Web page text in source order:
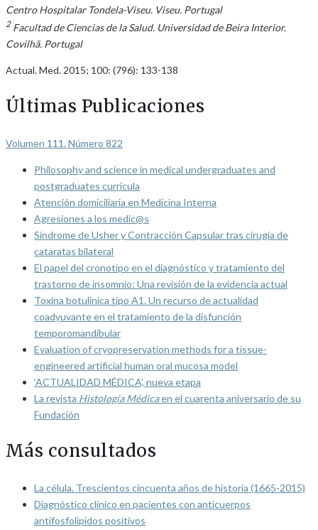
Centro Hospitalar Tondela-Viseu. Viseu. Portugal
2Facultad de Ciencias de la Salud. Universidad de Beira Interior.
Covilhã. Portugal
Actual. Med. 2015; 100: (796): 133-138
Últimas Publicaciones
Volumen 111. Número 822
Philosophy and science in medical undergraduates and
postgraduates curricula
Atención domiciliaria en Medicina Interna
Agresiones a los medic@s
Síndrome de Usher y Contracción Capsular tras cirugía de
cataratas bilateral
El papel del cronotipo en el diagnóstico y tratamiento del
trastorno de insomnio: Una revisión de la evidencia actual
Toxina botulínica tipo A1. Un recurso de actualidad
coadyuvante en el tratamiento de la disfunción
temporomandibular
Evaluation of cryopreservation methods for a tissue-
engineered artificial human oral mucosa model
‘ACTUALIDAD MÉDICA’, nueva etapa
La revista Histología Médicaen el cuarenta aniversario de su
Fundación
Más consultados
La célula. Trescientos cincuenta años de historia (1665-2015)
Diagnóstico clínico en pacientes con anticuerpos
antifosfolípidos positivos